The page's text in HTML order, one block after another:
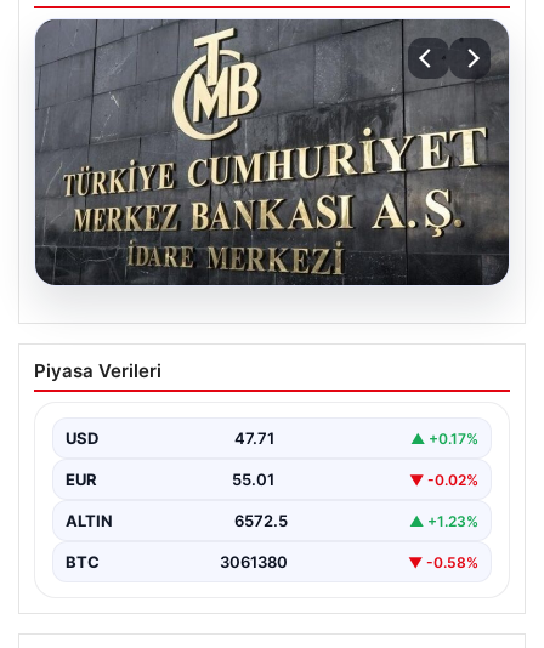
05.08.2026
Merkez Bankası Nisan Ayı Faiz Kararı Ne
Zaman Açıklanacak? Ekonomistlerin
Türkiye Cumhuriyet Merkez Bankası (TCMB) Para
üzere…
Piyasa Verileri
USD 47.71 ▲ +0.17%
EUR 55.01 ▼ -0.02%
ALTIN 6572.5 ▲ +1.23%
BTC 3061380 ▼ -0.58%